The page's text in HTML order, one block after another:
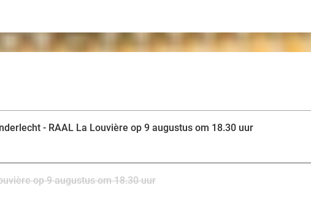
- RAAL La Louvière op 9 augustus om 18.30 uur
op 9 augustus om 18.30 uur